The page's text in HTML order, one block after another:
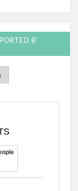
BY
Range: 0 to 3.